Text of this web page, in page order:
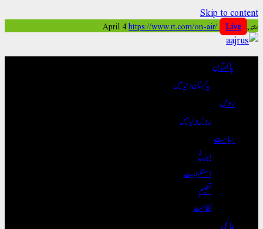
Skip to content
ہفتہ, April 4 https://www.rt.com/on-air/ Live
پاکستان
پاکستان دنیا میں
روس
روس دنیا میں
سیاست
ابلاغ
استغرابیت
تعلیم
نظامت
عالمی